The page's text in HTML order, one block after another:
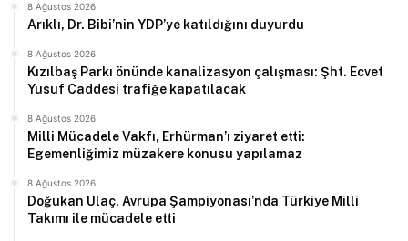
8 Ağustos 2026
Arıklı, Dr. Bibi’nin YDP’ye katıldığını duyurdu
8 Ağustos 2026
Kızılbaş Parkı önünde kanalizasyon çalışması: Şht. Ecvet
Yusuf Caddesi trafiğe kapatılacak
8 Ağustos 2026
Milli Mücadele Vakfı, Erhürman’ı ziyaret etti:
Egemenliğimiz müzakere konusu yapılamaz
8 Ağustos 2026
Doğukan Ulaç, Avrupa Şampiyonası’nda Türkiye Milli
Takımı ile mücadele etti